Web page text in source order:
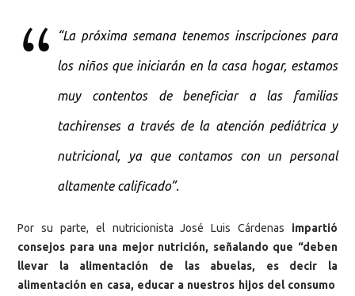
“La próxima semana tenemos inscripciones para
los niños que iniciarán en la casa hogar, estamos
muy contentos de beneficiar a las familias
tachirenses a través de la atención pediátrica y
nutricional, ya que contamos con un personal
altamente calificado”.
Por su parte, el nutricionista José Luis Cárdenas impartió
consejos para una mejor nutrición, señalando que “deben
llevar la alimentación de las abuelas, es decir la
alimentación en casa, educar a nuestros hijos del consumo